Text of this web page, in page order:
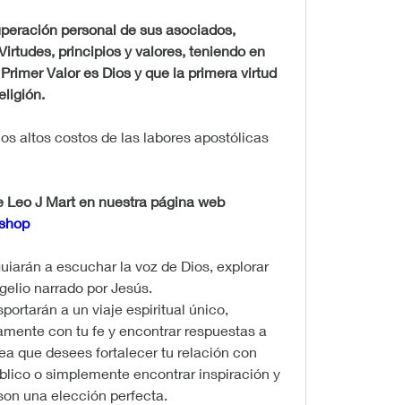
personal de sus asociados,
principios y valores, teniendo en
Valor es Dios y que la primera virtud
altos costos de las labores apostólicas
Descubre las inspiradoras obras de Leo J Mart en nuestra página web
a escuchar la voz de Dios, explorar
narrado por Jesús.
a un viaje espiritual único,
con tu fe y encontrar respuestas a
que desees fortalecer tu relación con
o simplemente encontrar inspiración y
una elección perfecta.